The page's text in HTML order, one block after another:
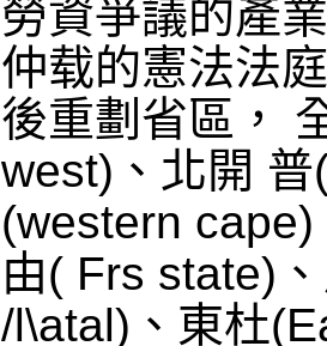
勞資爭議的產
仲载的憲法法
後重劃省區，
west)、北開
(western
由( Frs state)
/l\atal)、東杜